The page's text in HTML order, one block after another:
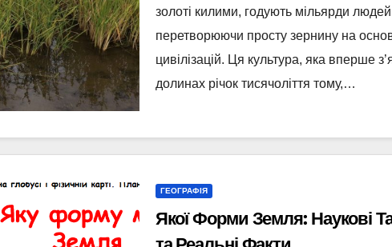
золоті килими, годують мільярди
перетворюючи просту зернину на
цивілізацій. Ця культура, яка вперше
долинах річок тисячоліття тому,…
ГЕОГРАФІЯ
Якої Форми Земля: Наукові